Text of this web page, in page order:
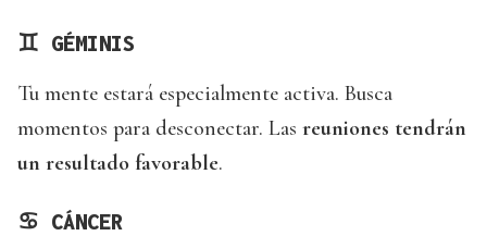
♊ GÉMINIS
Tu mente estará especialmente activa. Busca
momentos para desconectar. Las reuniones tendrán
un resultado favorable.
♋ CÁNCER